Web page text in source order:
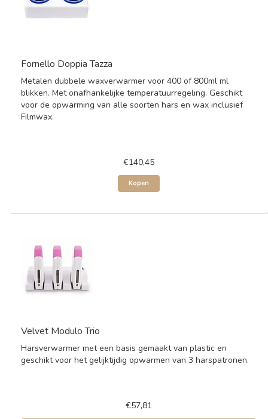
Fornello Doppia Tazza
Metalen dubbele waxverwarmer voor 400 of 800ml ml
blikken. Met onafhankelijke temperatuurregeling. Geschikt
voor de opwarming van alle soorten hars en wax inclusief
Filmwax.
€140,45
Kopen
Velvet Modulo Trio
Harsverwarmer met een basis gemaakt van plastic en
geschikt voor het gelijktijdig opwarmen van 3 harspatronen.
€57,81